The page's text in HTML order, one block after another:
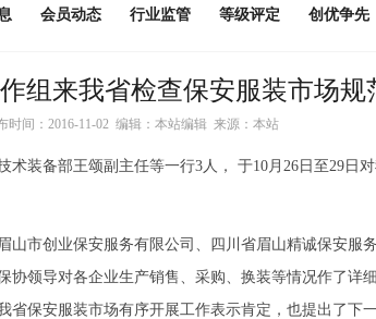
会员动态 行业监管 等级评定 创优争先
组来我省检查保安服装市场规
时间：2016-11-02 编辑：本站编辑 来源：本站
术装备部王颂副主任等一行3人， 于10月26日至29日
市创业保安服务有限公司、四川省眉山精诚保安服
领导对各企业生产销售、采购、换装等情况作了详
保安服装市场有序开展工作表示肯定，也提出了下一